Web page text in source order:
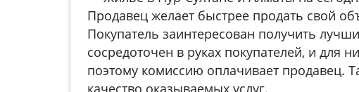
Продавец желает быстрее продать свой
Покупатель заинтересован получить
сосредоточен в руках покупателей, и для
поэтому комиссию оплачивает продавец.
качество оказываемых услуг.